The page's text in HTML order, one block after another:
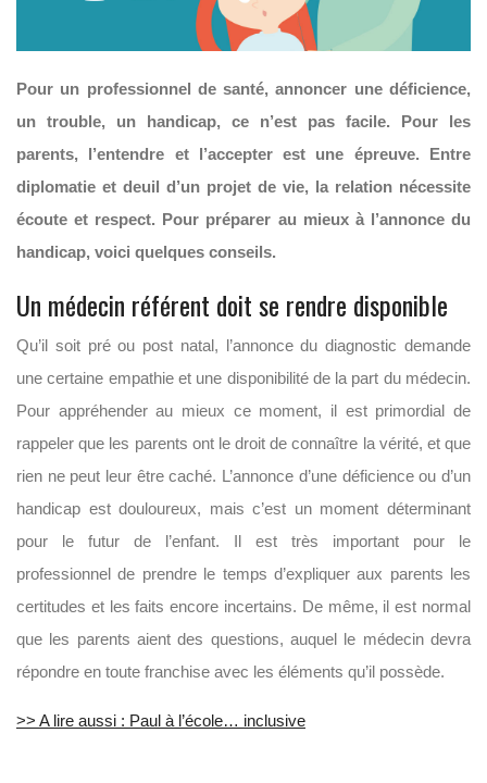
Pour un professionnel de santé, annoncer une déficience,
un trouble, un handicap, ce n’est pas facile. Pour les
parents, l’entendre et l’accepter est une épreuve. Entre
diplomatie et deuil d’un projet de vie, la relation nécessite
écoute et respect. Pour préparer au mieux à l’annonce du
handicap, voici quelques conseils.
Un médecin référent doit se rendre disponible
Qu’il soit pré ou post natal, l’annonce du diagnostic demande
une certaine empathie et une disponibilité de la part du médecin.
Pour appréhender au mieux ce moment, il est primordial de
rappeler que les parents ont le droit de connaître la vérité, et que
rien ne peut leur être caché. L’annonce d’une déficience ou d’un
handicap est douloureux, mais c’est un moment déterminant
pour le futur de l’enfant. Il est très important pour le
professionnel de prendre le temps d’expliquer aux parents les
certitudes et les faits encore incertains. De même, il est normal
que les parents aient des questions, auquel le médecin devra
répondre en toute franchise avec les éléments qu’il possède.
>> A lire aussi : Paul à l’école… inclusive